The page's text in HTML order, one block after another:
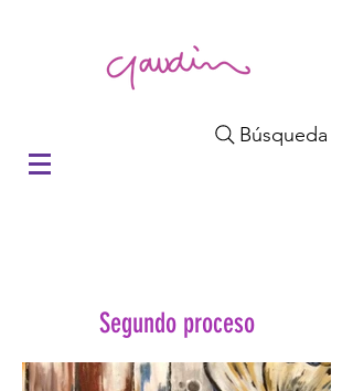
Búsqueda
Segundo proceso